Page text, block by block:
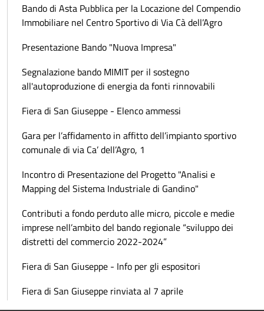
Bando di Asta Pubblica per la Locazione del Compendio
Immobiliare nel Centro Sportivo di Via Cà dell’Agro
Presentazione Bando "Nuova Impresa"
Segnalazione bando MIMIT per il sostegno
all'autoproduzione di energia da fonti rinnovabili
Fiera di San Giuseppe - Elenco ammessi
Gara per l’affidamento in affitto dell’impianto sportivo
comunale di via Ca’ dell’Agro, 1
Incontro di Presentazione del Progetto "Analisi e
Mapping del Sistema Industriale di Gandino"
Contributi a fondo perduto alle micro, piccole e medie
imprese nell’ambito del bando regionale “sviluppo dei
distretti del commercio 2022-2024”
Fiera di San Giuseppe - Info per gli espositori
Fiera di San Giuseppe rinviata al 7 aprile